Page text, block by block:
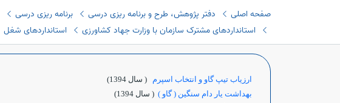
صفحه اصلی دفتر پژوهش، طرح و برنامه ریزی درسی برنامه ریزی درسی
استانداردهای مشترک سازمان با وزارت جهاد کشاورزی
استانداردهای شغل
ارزیاب تیپ گاو و انتخاب اسپرم ( سال 1394)
بهداشت یار دام سنگین ( گاو ) ( سال 1394)